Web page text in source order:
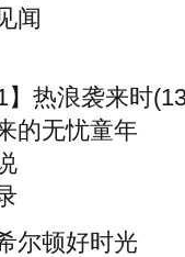
闻
】热浪袭来时
的无忧童年
尔顿好时光